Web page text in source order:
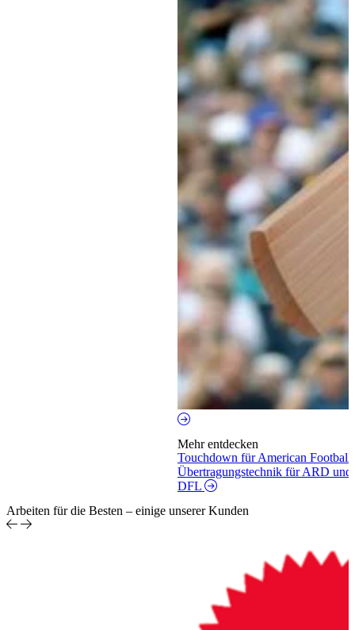
Mehr entdecken
Touchdown für American
Übertragungstechnik für ARD
DFL
Arbeiten für die Besten – einige unserer Kunden